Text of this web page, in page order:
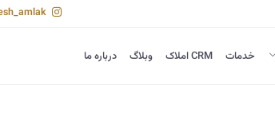
خدمات CRM املاک وبلاگ درباره ما